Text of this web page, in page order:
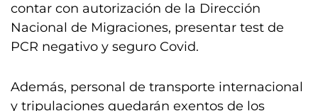
contar con autorización de la Dirección
Nacional de Migraciones, presentar test de
PCR negativo y seguro Covid.
Además, personal de transporte internacional
y tripulaciones quedarán exentos de los